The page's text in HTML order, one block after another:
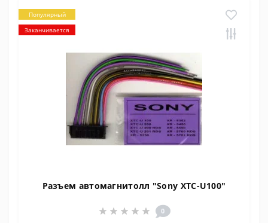
Популярный
Заканчивается
Разъем автомагнитолл "Sony XTC-U100"
0